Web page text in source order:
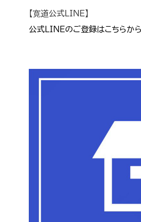
【寛道公式LINE】
公式LINEのご登録はこちらか